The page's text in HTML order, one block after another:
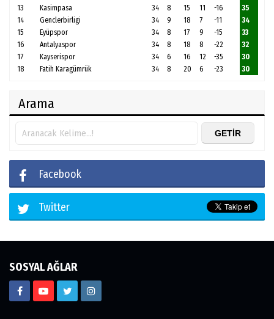
13
Kasimpasa 34 8 15 11 -16
35
14
Genclerbirligi 34 9 18 7 -11
34
15
Eyüpspor 34 8 17 9 -15
33
16
Antalyaspor 34 8 18 8 -22
32
17
Kayserispor 34 6 16 12 -35
30
18
Fatih Karagümrük 34 8 20 6 -23 30
Arama
Facebook
Twitter
SOSYAL AĞLAR